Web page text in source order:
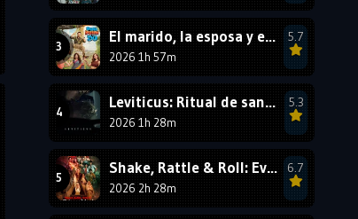
1987
1984 1983
1978
El marido, la esposa y ella 2
2026 1h 57m
5.7
Leviticus: Ritual de sangre
2026 1h 28m
5.3
Shake, Rattle & Roll: Evil Origins
2026 2h 28m
6.7